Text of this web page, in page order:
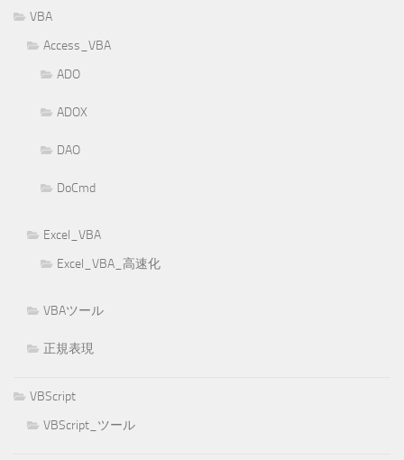
VBA
Access_VBA
ADO
ADOX
DAO
DoCmd
Excel_VBA
Excel_VBA_高速化
VBAツール
正規表現
VBScript
VBScript_ツール